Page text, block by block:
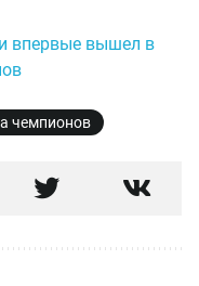
впервые вышел в
чемпионов